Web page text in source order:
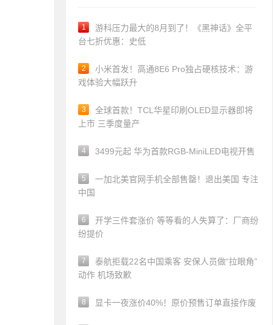
1
游科压力最大的8月到了！《黑神话》全平
台七折优惠：史低
2
小米首发！高通8E6 Pro独占硬核技术：游
戏体验大幅跃升
3
全球首款！TCL华星印刷OLED显示器即将
上市 三季度量产
4 3499元起 华为首款RGB-MiniLED电视开售
5
一加北美官网手机全部售罄！退出美国 专注
中国
6
开学三件套涨价 等等看的人失算了：厂商纷
纷提价
7
泰航拒载22名中国乘客 安保人员做“拉眼角”
动作 机场致歉
8 显卡一夜涨价40%！原价预售订单直接作废